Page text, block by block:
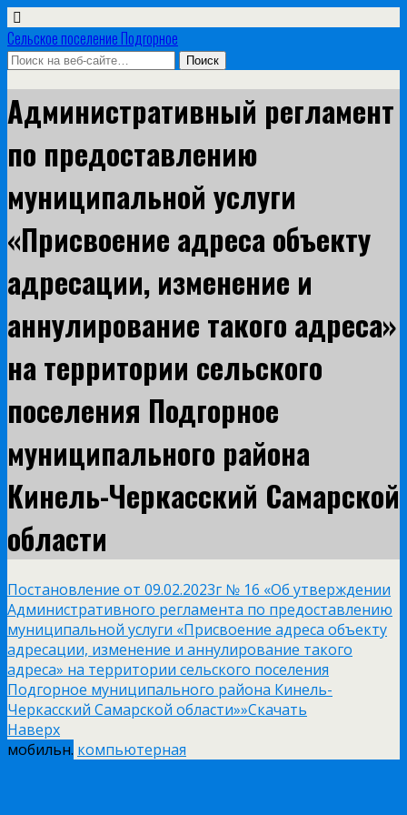
Сельское поселение Подгорное
Административный регламент
по предоставлению
муниципальной услуги
«Присвоение адреса объекту
адресации, изменение и
аннулирование такого адреса»
на территории сельского
поселения Подгорное
муниципального района
Кинель-Черкасский Самарской
области
Постановление от 09.02.2023г № 16 «Об утверждении
Административного регламента по предоставлению
муниципальной услуги «Присвоение адреса объекту
адресации, изменение и аннулирование такого
адреса» на территории сельского поселения
Подгорное муниципального района Кинель-
Черкасский Самарской области»»Скачать
Наверх
мобильн. компьютерная